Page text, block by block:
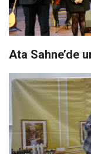
Ata Sahne’de